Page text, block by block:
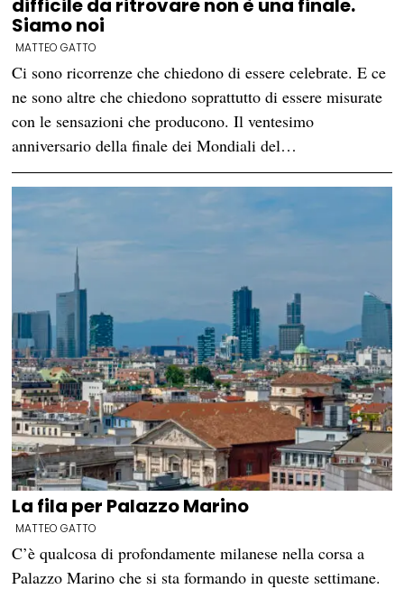
difficile da ritrovare non è una finale.
Siamo noi
MATTEO GATTO
Ci sono ricorrenze che chiedono di essere celebrate. E ce
ne sono altre che chiedono soprattutto di essere misurate
con le sensazioni che producono. Il ventesimo
anniversario della finale dei Mondiali del…
La fila per Palazzo Marino
MATTEO GATTO
C’è qualcosa di profondamente milanese nella corsa a
Palazzo Marino che si sta formando in queste settimane.